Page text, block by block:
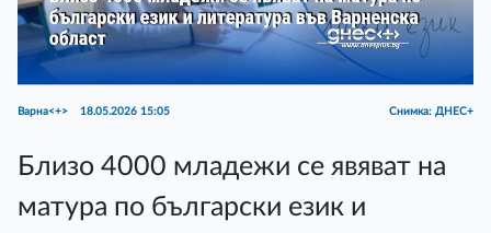
Варна<+> 18.05.2026 15:05 Снимка: ДНЕС+
Близо 4000 младежи се явяват на
матура по български език и